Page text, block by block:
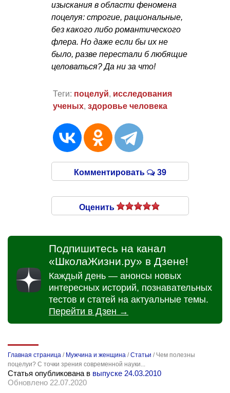
изыскания в области феномена
поцелуя: строгие, рациональные,
без какого либо романтического
флера. Но даже если бы их не
было, разве перестали б любящие
целоваться? Да ни за что!
Теги: поцелуй, исследования
ученых, здоровье человека
Комментировать 39
Оценить
Подпишитесь на канал
«ШколаЖизни.ру» в Дзене!
Каждый день — анонсы новых
интересных историй, познавательных
тестов и статей на актуальные темы.
Перейти в Дзен →
Главная страница / Мужчина и женщина /Статьи / Чем полезны
поцелуи? С точки зрения современной науки...
Статья опубликована в выпуске 24.03.2010
Обновлено 22.07.2020